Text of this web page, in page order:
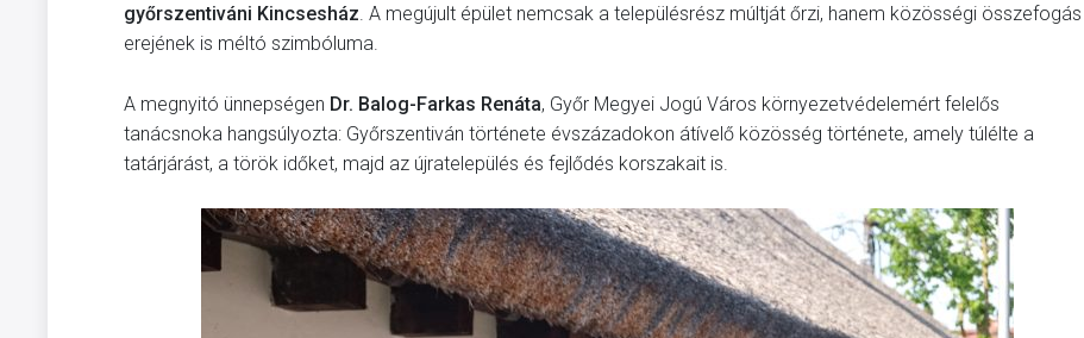
győrszentiváni Kincsesház. A megújult épület nemcsak a településrész múltját őrzi, hanem közösségi összefogás
erejének is méltó szimbóluma.
A megnyitó ünnepségen Dr. Balog-Farkas Renáta, Győr Megyei Jogú Város környezetvédelemért felelős
tanácsnoka hangsúlyozta: Győrszentiván története évszázadokon átívelő közösség története, amely túlélte a
tatárjárást, a török időket, majd az újratelepülés és fejlődés korszakait is.